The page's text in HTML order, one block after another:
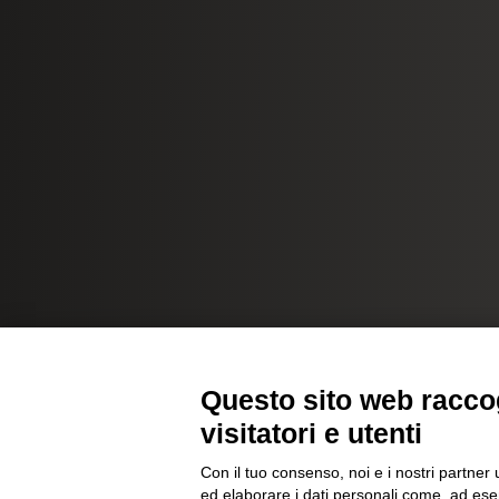
Questo sito web
visitatori e utenti
Con il tuo consenso, noi e i nostri
ed elaborare i dati personali come, ad